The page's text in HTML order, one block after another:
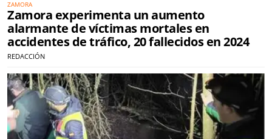
ZAMORA
Zamora experimenta un aumento
alarmante de víctimas mortales en
accidentes de tráfico, 20 fallecidos en 2024
REDACCIÓN